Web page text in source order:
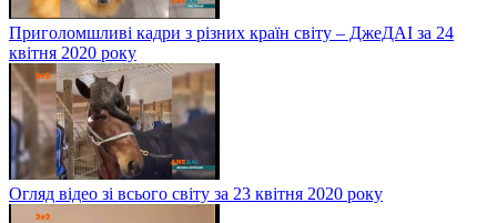
Приголомшливі кадри з різних країн світу – ДжеДАІ за 24
квітня 2020 року
Огляд відео зі всього світу за 23 квітня 2020 року